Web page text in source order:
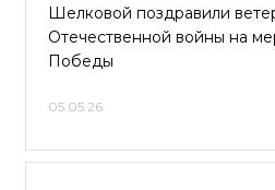
Шелковой поздравили
Отечественной войны на
Победы
05.05.26